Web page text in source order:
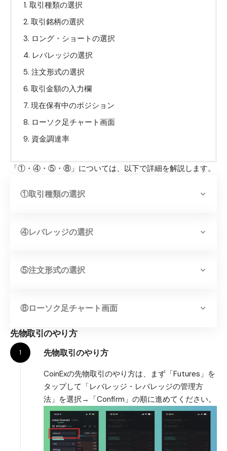
取引種類の選択
取引銘柄の選択
ロング・ショートの選択
レバレッジの選択
注文形式の選択
取引金額の入力欄
現在保有中のポジション
ローソク足チャート画面
資金調達率
「①・④・⑤・⑧」については、以下で詳細を解説します。
①取引種類の選択
④レバレッジの選択
⑤注文形式の選択
⑧ローソク足チャート画面
先物取引のやり方
先物取引のやり方
CoinExの先物取引のやり方は、まず「Futures」を
タップして「レバレッジ・レバレッジの管理方
法」を選択→「Confirm」の順に進めてください。